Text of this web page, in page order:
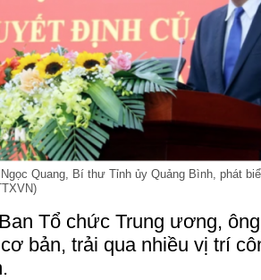
Quang, Bí thư Tỉnh ủy Quảng Bình, phát
Tổ chức Trung ương,
bản, trải qua nhiều vị trí